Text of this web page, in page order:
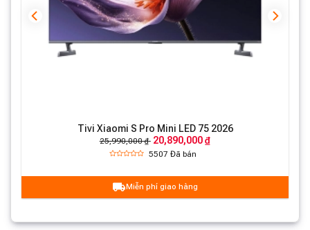
Tivi Xiaomi S Pro Mini LED 75 2026
25,990,000 ₫ 20,890,000 ₫
5507 Đã bán
Miễn phí giao hàng